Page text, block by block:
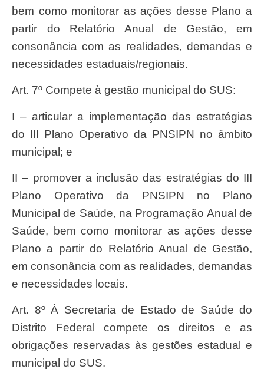
bem como monitorar as ações desse Plano a
partir do Relatório Anual de Gestão, em
consonância com as realidades, demandas e
necessidades estaduais/regionais.
Art. 7º Compete à gestão municipal do SUS:
I – articular a implementação das estratégias
do III Plano Operativo da PNSIPN no âmbito
municipal; e
II – promover a inclusão das estratégias do III
Plano Operativo da PNSIPN no Plano
Municipal de Saúde, na Programação Anual de
Saúde, bem como monitorar as ações desse
Plano a partir do Relatório Anual de Gestão,
em consonância com as realidades, demandas
e necessidades locais.
Art. 8º À Secretaria de Estado de Saúde do
Distrito Federal compete os direitos e as
obrigações reservadas às gestões estadual e
municipal do SUS.